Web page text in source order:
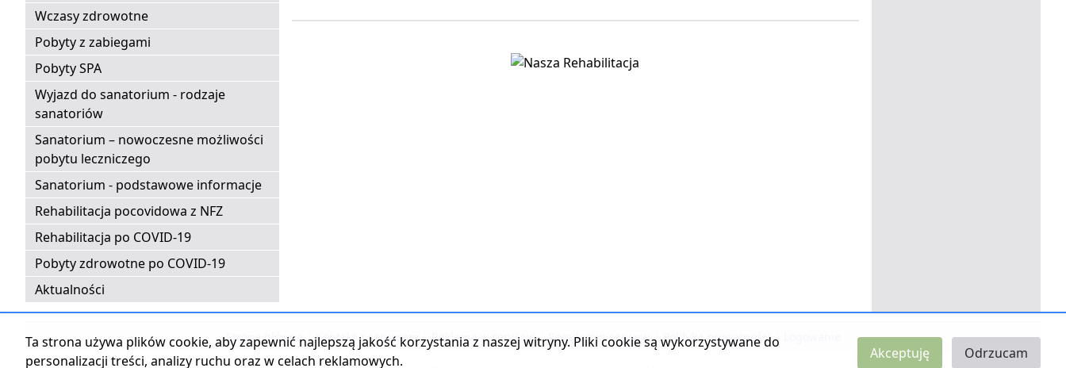
Wczasy zdrowotne
Pobyty z zabiegami
Pobyty SPA
Wyjazd do sanatorium - rodzaje
sanatoriów
Sanatorium – nowoczesne możliwości
pobytu leczniczego
Sanatorium - podstawowe informacje
Rehabilitacja pocovidowa z NFZ
Rehabilitacja po COVID-19
Pobyty zdrowotne po COVID-19
Aktualności
Strona główna | Kontakt z serwisem | Reklama w serwisie | Regulamin serwisu | Polityka prywatności |
Ta strona używa plików cookie, aby zapewnić najlepszą jakość korzystania z naszej witryny. Pliki cookie są wykorzystywane do
personalizacji treści, analizy ruchu oraz w celach reklamowych.
Akceptuję Odrzucam